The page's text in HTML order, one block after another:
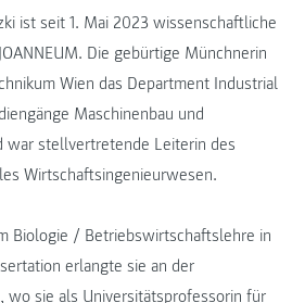
ist seit 1. Mai 2023 wissenschaftliche
Die gebürtige Münchnerin
Wien das Department Industrial
Maschinenbau und
war stellvertretende Leiterin des
Wirtschaftsingenieurwesen.
Biologie / Betriebswirtschaftslehre in
erlangte sie an der
wo sie als Universitätsprofessorin für